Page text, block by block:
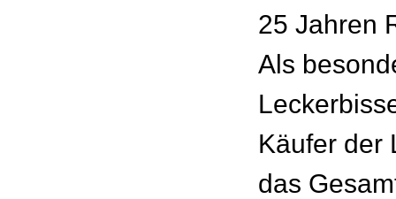
25 Jahren
Als
Käufer der
das